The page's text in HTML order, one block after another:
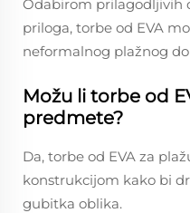
Odabirom prilagodljivih
priloga, torbe od EVA
neformalnog plažnog
Možu li torbe od
predmete?
Da, torbe od EVA za
konstrukcijom kako bi
gubitka oblika.